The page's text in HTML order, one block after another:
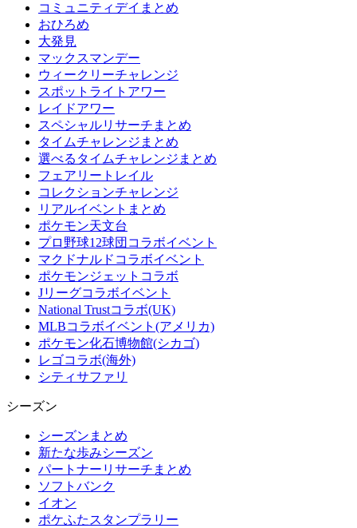
コミュニティデイまとめ
おひろめ
大発見
マックスマンデー
ウィークリーチャレンジ
スポットライトアワー
レイドアワー
スペシャルリサーチまとめ
タイムチャレンジまとめ
選べるタイムチャレンジまとめ
フェアリートレイル
コレクションチャレンジ
リアルイベントまとめ
ポケモン天文台
プロ野球12球団コラボイベント
マクドナルドコラボイベント
ポケモンジェットコラボ
Jリーグコラボイベント
National Trustコラボ(UK)
MLBコラボイベント(アメリカ)
ポケモン化石博物館(シカゴ)
レゴコラボ(海外)
シティサファリ
シーズン
シーズンまとめ
新たな歩みシーズン
パートナーリサーチまとめ
ソフトバンク
イオン
ポケふたスタンプラリー